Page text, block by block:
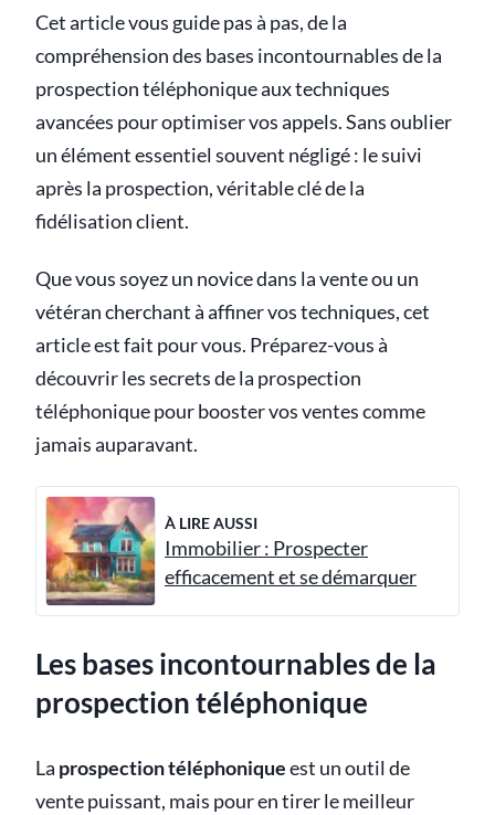
Cet article vous guide pas à pas, de la
compréhension des bases incontournables de la
prospection téléphonique aux techniques
avancées pour optimiser vos appels. Sans oublier
un élément essentiel souvent négligé : le suivi
après la prospection, véritable clé de la
fidélisation client.
Que vous soyez un novice dans la vente ou un
vétéran cherchant à affiner vos techniques, cet
article est fait pour vous. Préparez-vous à
découvrir les secrets de la prospection
téléphonique pour booster vos ventes comme
jamais auparavant.
À LIRE AUSSI
Immobilier : Prospecter
efficacement et se démarquer
Les bases incontournables de la
prospection téléphonique
La prospection téléphoniqueest un outil de
vente puissant, mais pour en tirer le meilleur